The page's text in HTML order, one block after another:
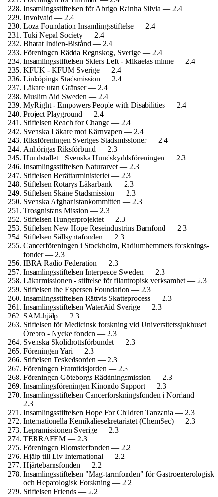
Insamlings­stiftelsen för Abrigo Rainha Silvia — 2.4
Involvaid — 2.4
Loza Foundation Insamlings­stiftelse — 2.4
Tuki Nepal Society — 2.4
Bharat Indien-Bistånd — 2.4
Föreningen Rädda Regnskog, Sverige — 2.4
Insamlings­stiftelsen Skiers Left - Mikaelas minne — 2.4
KFUK - KFUM Sverige — 2.4
Linköpings Stadsmission — 2.4
Läkare utan Gränser — 2.4
Muslim Aid Sweden — 2.4
MyRight - Empowers People with Disabilities — 2.4
Project Playground — 2.4
Stiftelsen Reach for Change — 2.4
Svenska Läkare mot Kärnvapen — 2.4
Riksföreningen Sveriges Stadsmissioner — 2.4
Anhörigas Riksförbund — 2.3
Hundstallet - Svenska Hundskydds­föreningen — 2.3
Insamlings­stiftelsen Naturarvet — 2.3
Stiftelsen Berättar­ministeriet — 2.3
Stiftelsen Rotarys Läkarbank — 2.3
Stiftelsen Skåne Stadsmission — 2.3
Svenska Afghanistan­kommittén — 2.3
Trosgnistans Mission — 2.3
Stiftelsen Hungerprojektet — 2.3
Stiftelsen New Hope Rese­industrins Barnfond — 2.3
Stiftelsen Sällsyntafonden — 2.3
Cancer­föreningen i Stockholm, Radium­hemmets forsknings­
fonder — 2.3
IBRA Radio Federation — 2.3
Insamlings­stiftelsen Interpeace Sweden — 2.3
Läkarmissionen - stiftelse för filantropisk verksamhet — 2.3
Stiftelsen the Espersen Foundation — 2.3
Insamlings­stiftelsen Rättvis Skatteprocess — 2.3
Insamlings­stiftelsen WaterAid Sverige — 2.3
SAM-hjälp — 2.3
Stiftelsen för Medicinsk forskning vid Universitets­sjukhuset
Örebro - Nyckelfonden — 2.3
Svenska Skolidrotts­förbundet — 2.3
Föreningen Yari — 2.3
Stiftelsen Teskedsorden — 2.3
Föreningen Framtidsjorden — 2.3
Föreningen Göteborgs Räddnings­mission — 2.3
Insamlings­föreningen Kinondo Support — 2.3
Insamlings­stiftelsen Cancerforsknings­fonden i Norrland —
2.3
Insamlings­stiftelsen Hope For Children Tanzania — 2.3
Internationella Kemikalie­sekretariatet (ChemSec) — 2.3
Lepramissionen Sverige — 2.3
TERRAFEM — 2.3
Föreningen Blomster­fonden — 2.2
Hjälp till Liv International — 2.2
Hjärtebarns­fonden — 2.2
Insamlings­stiftelsen "Mag-tarmfonden" för Gastro­enterologisk
och Hepatologisk Forskning — 2.2
Stiftelsen Friends — 2.2